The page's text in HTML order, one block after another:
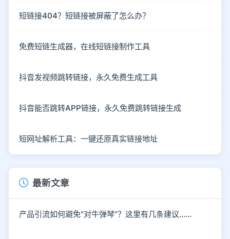
短链接404？短链接被屏蔽了怎么办？
免费短链生成器，在线短链接制作工具
抖音发视频跳转链接，永久免费生成工具
抖音能否跳转APP链接，永久免费跳转链接生成
短网址解析工具：一键还原真实链接地址
最新文章
产品引流如何避免“对牛弹琴”？这里有几条建议……